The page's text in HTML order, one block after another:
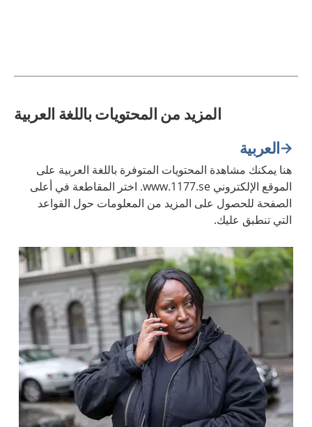
المزيد من المحتويات باللغة العربية
العربية
هنا يمكنك مشاهدة المحتويات المتوفرة باللغة العربية على
الموقع الإلكتروني www.1177.se. اختر المقاطعة في أعلى
الصفحة للحصول على المزيد من المعلومات حول القواعد
التي تنطبق عليك.